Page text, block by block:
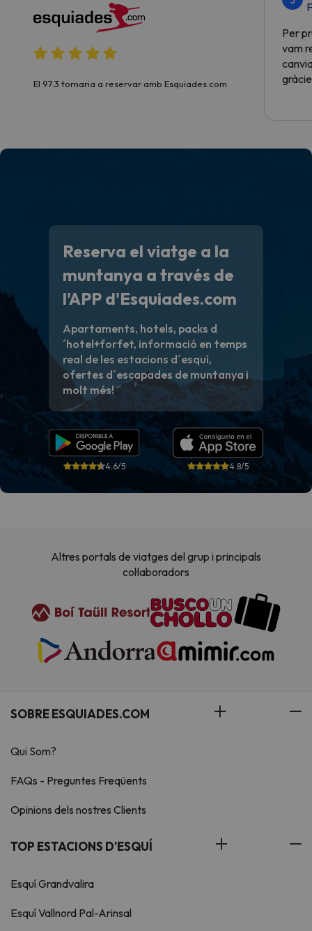
El 97.3 tornaria a reservar amb Esquiades.com
Per
vam
Reserva el viatge a la
muntanya a través de
l'APP d'Esquiades.com
Apartaments, hotels, packs d
´hotel+forfet, informació en temps
real de les estacions d´esquí,
ofertes d´escapades de muntanya i
molt més!
4.6/5 4.8/5
Altres portals de viatges del grup i principals
col·laboradors
SOBRE ESQUIADES.COM
Qui Som?
FAQs - Preguntes Freqüents
Opinions dels nostres Clients
TOP ESTACIONS D'ESQUÍ
Esquí Grandvalira
Esquí Vallnord Pal-Arinsal